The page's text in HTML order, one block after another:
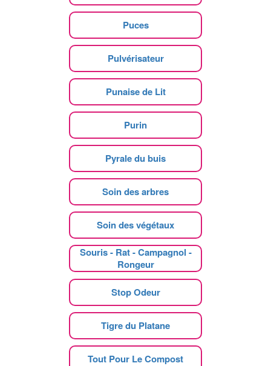
Puces
Pulvérisateur
Punaise de Lit
Purin
Pyrale du buis
Soin des arbres
Soin des végétaux
Souris - Rat - Campagnol -
Rongeur
Stop Odeur
Tigre du Platane
Tout Pour Le Compost